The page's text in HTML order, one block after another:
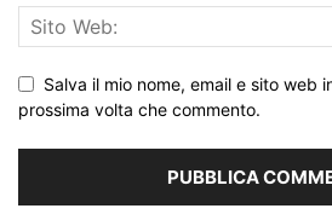
Salva il mio nome, email e sito web
prossima volta che commento.